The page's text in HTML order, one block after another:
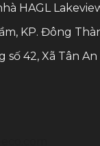
HAGL
KP. Đông
42, Xã Tân